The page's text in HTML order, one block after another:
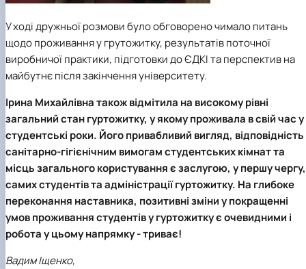
У ході дружньої розмови було обговорено чимало питань
щодо проживання у грутожитку, результатів поточної
виробничої практики, підготовки до ЄДКІ та перспектив на
майбутнє після закінчення університету.
Ірина Михайлівна також відмітила на високому рівні
загальний стан гуртожитку, у якому проживала в свій час у
студентські роки. Його привабливий вигляд, відповідність
санітарно-гігієнічним вимогам студентських кімнат та
місць загального користування є заслугою, у першу чергу,
самих студентів та адміністрації гуртожитку. На глибоке
переконання наставника, позитивні зміни у покращенні
умов проживання студентів у гуртожитку є очевидними і
робота у цьому напрямку - триває!
Вадим Іщенко,